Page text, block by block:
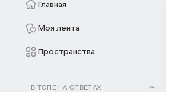
Главная
Моя лента
Пространства
В ТОПЕ НА ОТВЕТАХ